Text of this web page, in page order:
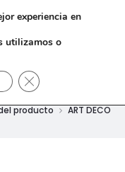
producto ART DECO
experiencia en
utilizamos o
Cerrar el banner de